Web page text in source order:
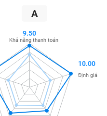
A
9.50
Khả năng thanh toán
10.00
Định giá